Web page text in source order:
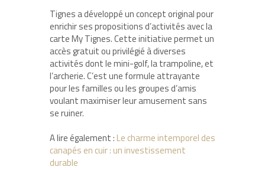
Tignes a développé un concept original pour
enrichir ses propositions d’activités avec la
carte My Tignes. Cette initiative permet un
accès gratuit ou privilégié à diverses
activités dont le mini-golf, la trampoline, et
l’archerie. C’est une formule attrayante
pour les familles ou les groupes d’amis
voulant maximiser leur amusement sans
se ruiner.
A lire également : Le charme intemporel des
canapés en cuir : un investissement
durable